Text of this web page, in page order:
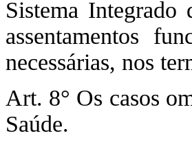
Sistema
assentamentos
necessárias, nos
Art. 8° Os casos
Saúde.